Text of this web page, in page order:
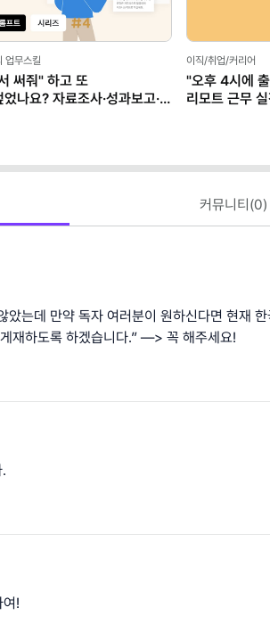
업무스킬
써줘" 하고 또
었나요? 자료조사·성과보고·
이직/취업/커리어
"오후 4시에
리모트 근무
커뮤니티(0)
는데 만약 독자 여러분이 원하신다면 현재
재하도록 하겠습니다.” —> 꼭 해주세요!
!